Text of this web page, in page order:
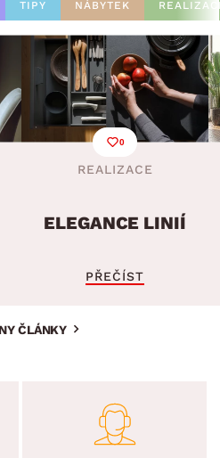
TIPY NÁBYTEK
0
REALIZACE
ELEGANCE LINIÍ
PŘEČÍST
ČLÁNKY